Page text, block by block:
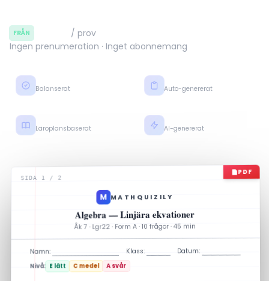
FRÅN
/ prov
Ingen prenumeration · Inget abonnemang
Nivå E–C–A
Balanserat
Facit + steg
Auto-genererat
Lgr22 · Gy25
Läroplansbaserat AI-genererat
PDF
SIDA 1 / 2
M MATHQUIZILY
Algebra — Linjära ekvationer
Åk 7 · Lgr22 · Form A · 10 frågor · 45 min
Namn: Klass: Datum:
Nivå: E lätt C medel A svår